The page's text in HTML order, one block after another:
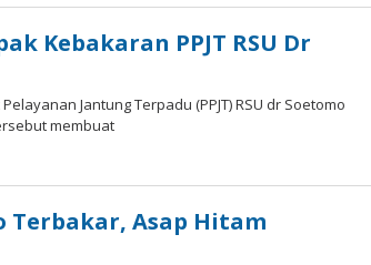
Kebakaran PPJT RSU Dr
Jantung Terpadu (PPJT) RSU dr Soetomo
membuat
Terbakar, Asap Hitam